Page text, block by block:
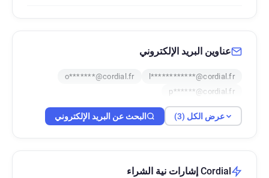
عناوين البريد الإلكتروني
l************@cordial.fr
o*******@cordial.fr
p******@cordial.fr
عرض الكل (3) البحث عن البريد الإلكتروني
Cordial إشارات نية الشراء